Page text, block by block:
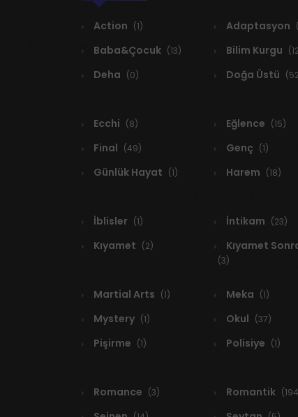
Action (1) Adaptasyon
Baba&Çocuk (13) Bilim Kurgu
Deha (0) Doğa Üstü
Ecchi (8) Eğlence (15)
Final (49) Genç (1)
Günlük Hayat (1) Harem (18)
İblisler (1) İntikam (23)
Kıyamet (2) Kıyamet
(3)
Martial Arts (1) Meka (1)
Mystery (1) Okul (37)
Pişirme (1) Polisiye (1)
Romance (3) Romantik